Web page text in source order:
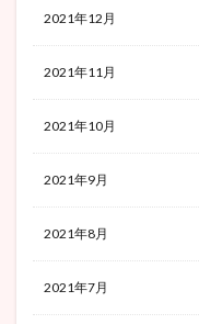
2021年12月
2021年11月
2021年10月
2021年9月
2021年8月
2021年7月